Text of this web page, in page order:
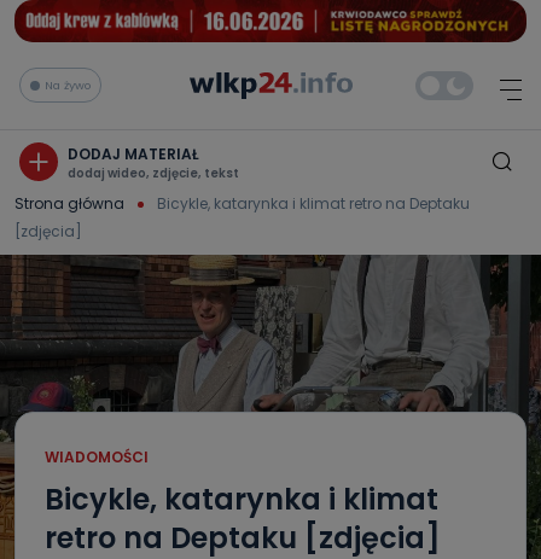
Na żywo
DODAJ MATERIAŁ
dodaj wideo, zdjęcie, tekst
Strona główna
Bicykle, katarynka i klimat retro na Deptaku
[zdjęcia]
WIADOMOŚCI
Bicykle, katarynka i klimat
retro na Deptaku [zdjęcia]